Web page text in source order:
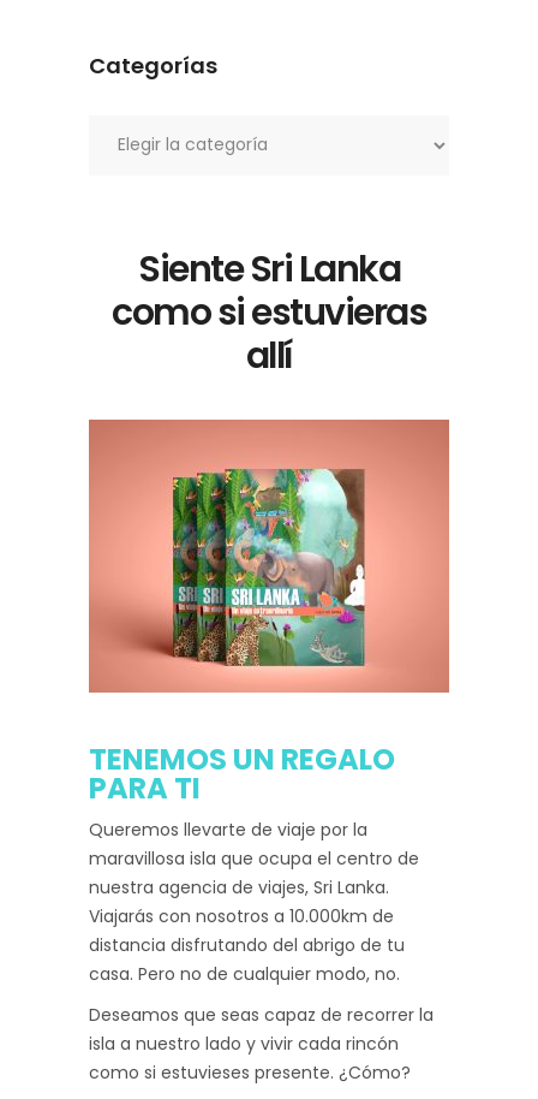
Categorías
Siente Sri Lanka
como si estuvieras
allí
TENEMOS UN REGALO
PARA TI
Queremos llevarte de viaje por la
maravillosa isla que ocupa el centro de
nuestra agencia de viajes, Sri Lanka.
Viajarás con nosotros a 10.000km de
distancia disfrutando del abrigo de tu
casa. Pero no de cualquier modo, no.
Deseamos que seas capaz de recorrer la
isla a nuestro lado y vivir cada rincón
como si estuvieses presente. ¿Cómo?